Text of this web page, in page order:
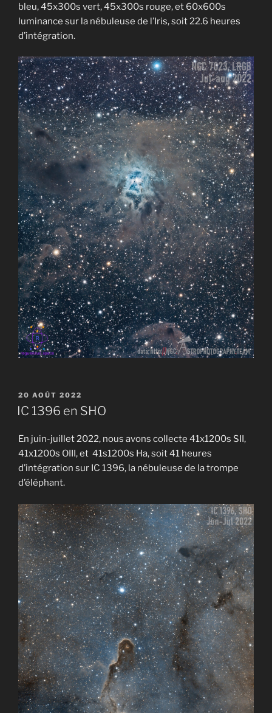
bleu, 45x300s vert, 45x300s rouge, et 60x600s
luminance sur la nébuleuse de l’Iris, soit 22.6 heures
d’intégration.
PUBLIÉ
LE
20 AOÛT 2022
IC 1396 en SHO
En juin-juillet 2022, nous avons collecte 41x1200s SII,
41x1200s OIII, et 41s1200s Ha, soit 41 heures
d’intégration sur IC 1396, la nébuleuse de la trompe
d’éléphant.